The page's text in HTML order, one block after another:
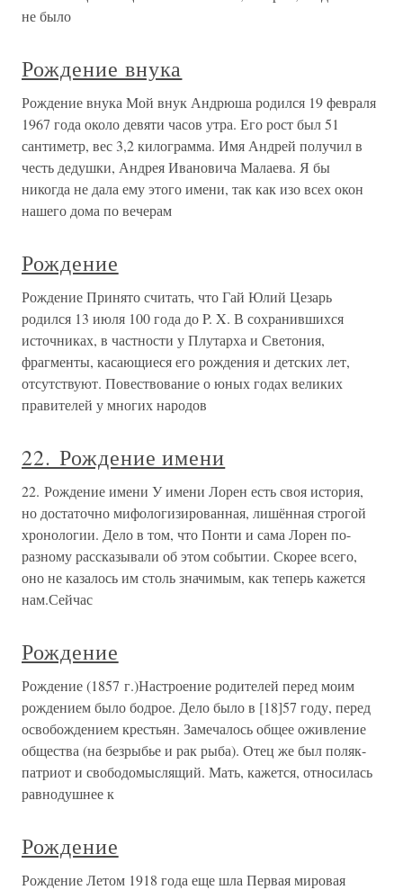
не было
Рождение внука
Рождение внука Мой внук Андрюша родился 19 февраля
1967 года около девяти часов утра. Его рост был 51
сантиметр, вес 3,2 килограмма. Имя Андрей получил в
честь дедушки, Андрея Ивановича Малаева. Я бы
никогда не дала ему этого имени, так как изо всех окон
нашего дома по вечерам
Рождение
Рождение Принято считать, что Гай Юлий Цезарь
родился 13 июля 100 года до P. X. В сохранившихся
источниках, в частности у Плутарха и Светония,
фрагменты, касающиеся его рождения и детских лет,
отсутствуют. Повествование о юных годах великих
правителей у многих народов
22. Рождение имени
22. Рождение имени У имени Лорен есть своя история,
но достаточно мифологизированная, лишённая строгой
хронологии. Дело в том, что Понти и сама Лорен по-
разному рассказывали об этом событии. Скорее всего,
оно не казалось им столь значимым, как теперь кажется
нам.Сейчас
Рождение
Рождение (1857 г.)Настроение родителей перед моим
рождением было бодрое. Дело было в [18]57 году, перед
освобождением крестьян. Замечалось общее оживление
общества (на безрыбье и рак рыба). Отец же был поляк-
патриот и свободомыслящий. Мать, кажется, относилась
равнодушнее к
Рождение
Рождение Летом 1918 года еще шла Первая мировая